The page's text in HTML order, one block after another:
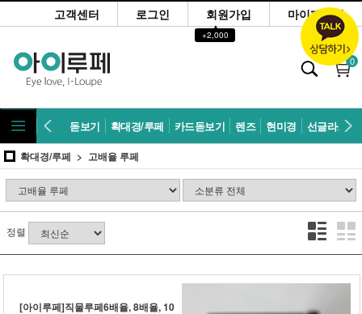
고객센터 로그인 회원가입
▲
+2,000
마이페이지
0
돋보기 확대경/루페 카드돋보기 렌즈 현미경 선글라스
확대경/루페 고배율 루페
정렬
[아이루페]직물루페6배율, 8배율, 10